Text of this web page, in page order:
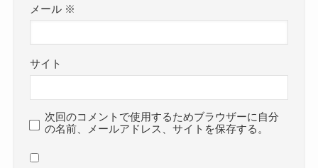
メール ※
サイト
次回のコメントで使用するためブラウザーに自分
の名前、メールアドレス、サイトを保存する。